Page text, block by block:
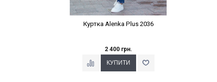
Куртка Alenka Plus 2036
2 400 грн.